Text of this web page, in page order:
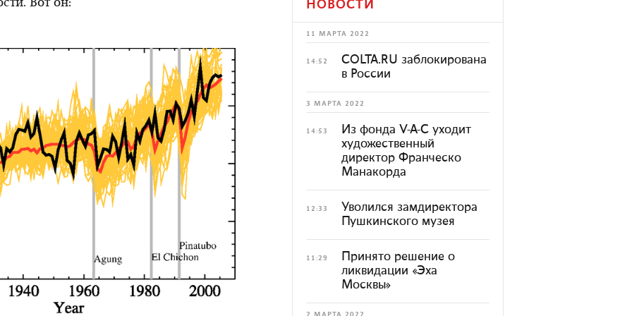
Вот он: НОВОСТИ
11 МАРТА 2022
14:52
COLTA.RU заблокирована
в России
3 МАРТА 2022
14:53
Из фонда V-A-C уходит
художественный
директор Франческо
Манакорда
12:33
Уволился замдиректора
Пушкинского музея
11:29
Принято решение о
ликвидации «Эха
Москвы»
2 МАРТА 2022